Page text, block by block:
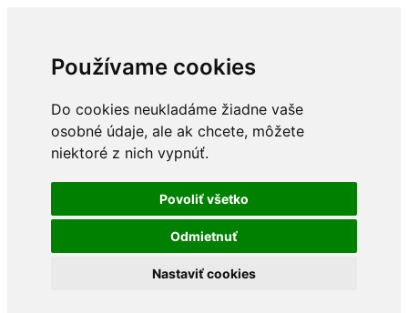
Používame cookies
Do cookies neukladáme žiadne vaše
osobné údaje, ale ak chcete, môžete
niektoré z nich vypnúť.
Povoliť všetko
Odmietnuť
Nastaviť cookies